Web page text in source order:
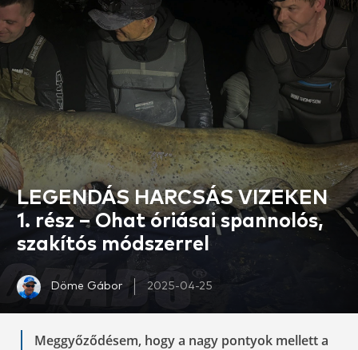
LEGENDÁS HARCSÁS VIZEKEN
1. rész – Ohat óriásai spannolós,
szakítós módszerrel
Döme Gábor 2025-04-25
Meggyőződésem, hogy a nagy pontyok mellett a